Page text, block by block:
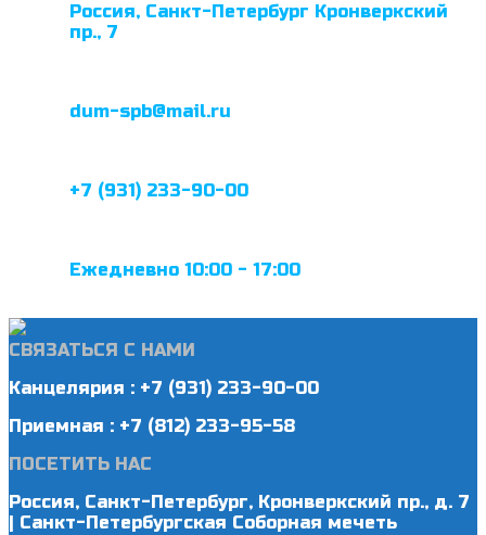
Россия, Санкт-Петербург Кронверкский
пр., 7
dum-spb@mail.ru
+7 (931) 233-90-00
Ежедневно 10:00 - 17:00
СВЯЗАТЬСЯ С НАМИ
Канцелярия : +7 (931) 233-90-00
Приемная : +7 (812) 233-95-58
ПОСЕТИТЬ НАС
Россия, Санкт-Петербург, Кронверкский пр., д. 7
| Санкт-Петербургская Соборная мечеть